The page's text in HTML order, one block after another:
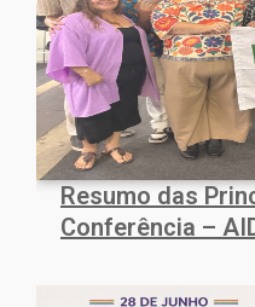
Resumo das
Conferência –